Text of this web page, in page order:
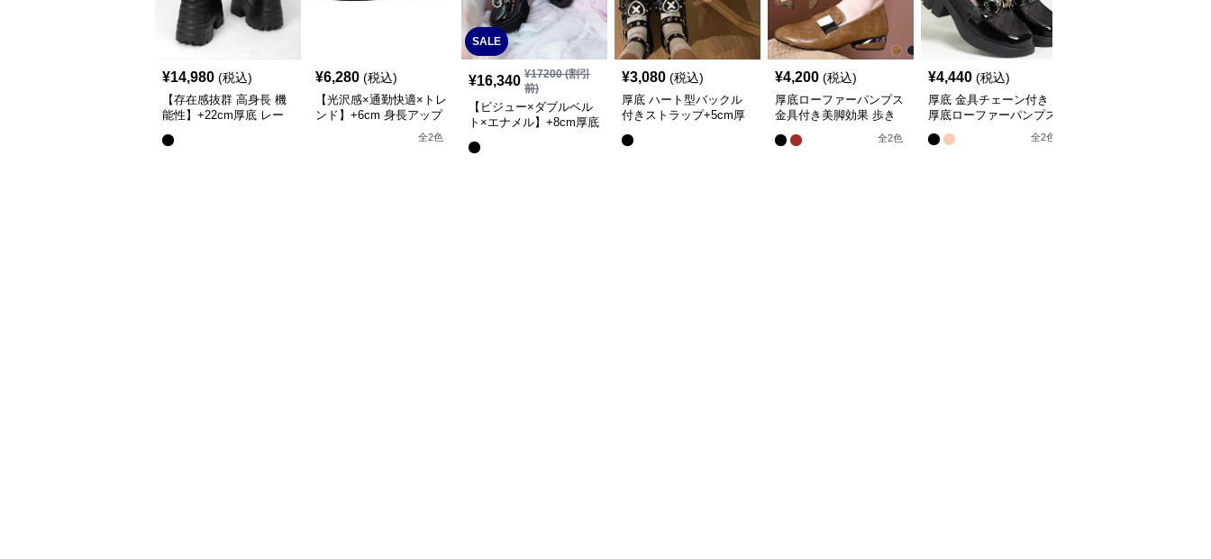
¥14,980 (税込)
【存在感抜群 高身長 機
能性】+22cm厚底 レー
げ）
¥6,280 (税込)
【光沢感×通勤快適×トレ
ンド】+6cm 身長アップ
全2色
SALE
¥16,340 ¥17200(割引
前)
【ビジュー×ダブルベル
ト×エナメル】+8cm厚底
ー
¥3,080 (税込)
厚底 ハート型バックル
付きストラップ+5cm厚
¥4,200 (税込)
厚底ローファーパンプス
金具付き美脚効果 歩き
全2色
¥4,440 (税込)
厚底 金具チェーン付き
厚底ローファーパンプス
全2色